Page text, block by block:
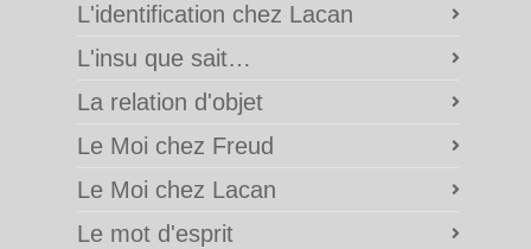
L'identification chez Lacan
L'insu que sait…
La relation d'objet
Le Moi chez Freud
Le Moi chez Lacan
Le mot d'esprit